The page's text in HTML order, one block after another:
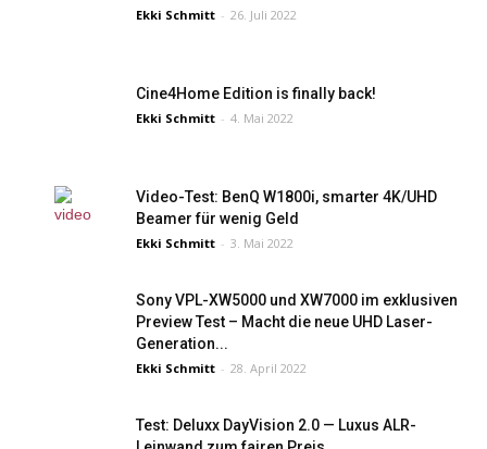
Ekki Schmitt - 26. Juli 2022
Cine4Home Edition is finally back!
Ekki Schmitt - 4. Mai 2022
Video-Test: BenQ W1800i, smarter 4K/UHD
Beamer für wenig Geld
Ekki Schmitt - 3. Mai 2022
Sony VPL-XW5000 und XW7000 im exklusiven
Preview Test – Macht die neue UHD Laser-
Generation...
Ekki Schmitt - 28. April 2022
Test: Deluxx DayVision 2.0 — Luxus ALR-